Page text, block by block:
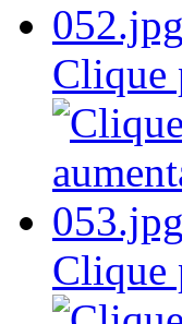
Clique
Clique